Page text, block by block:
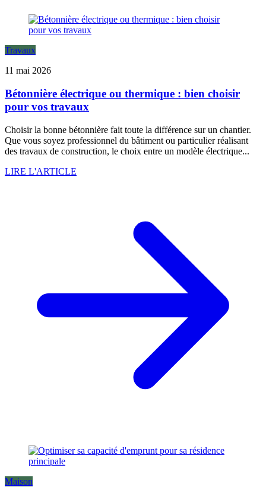
Travaux
11 mai 2026
Bétonnière électrique ou thermique : bien choisir
pour vos travaux
Choisir la bonne bétonnière fait toute la différence sur un chantier.
Que vous soyez professionnel du bâtiment ou particulier réalisant
des travaux de construction, le choix entre un modèle électrique...
LIRE L'ARTICLE
Maison